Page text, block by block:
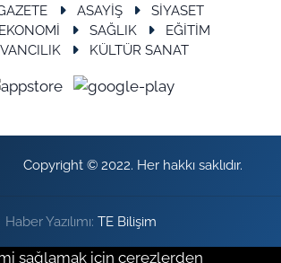
ASAYİŞ
SİYASET
EKONOMİ SAĞLIK
EĞİTİM
KÜLTÜR SANAT
Copyright © 2022. Her hakkı saklıdır.
Haber Yazılımı: TE Bilişim
sağlamak için çerezlerden